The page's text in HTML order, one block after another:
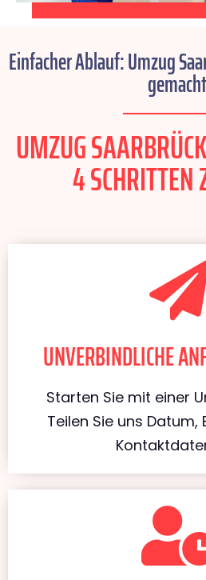
Einfacher Ablauf: Umzug
UMZUG
4
UNVERBINDLICHE
Starten Sie mit einer
Teilen Sie uns Datum,